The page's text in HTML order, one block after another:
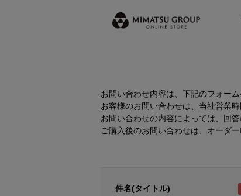
お問い合わせ内容は、下記のフォー
お客様のお問い合わせは、当社営業
お問い合わせの内容によっては、回
ご購入後のお問い合わせは、オーダ
件名(タイトル)